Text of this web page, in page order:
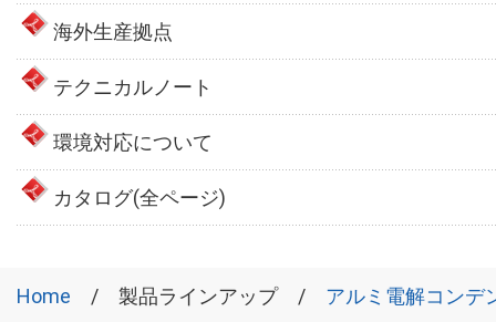
海外生産拠点
テクニカルノート
環境対応について
カタログ(全ページ)
Home 製品ラインアップ アルミ電解コンデ